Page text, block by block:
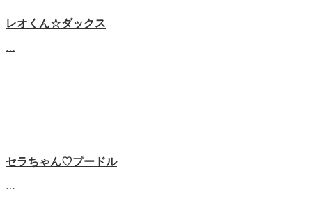
レオくん☆ダックス
セラちゃん♡プードル